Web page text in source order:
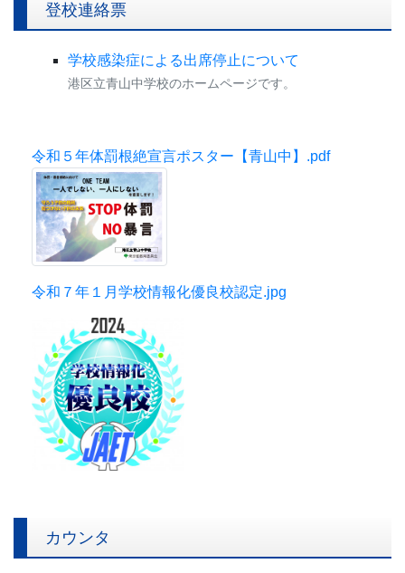
登校連絡票
学校感染症による出席停止について
港区立青山中学校のホームページです。
令和５年体罰根絶宣言ポスター【青山中】.pdf
令和７年１月学校情報化優良校認定.jpg
カウンタ